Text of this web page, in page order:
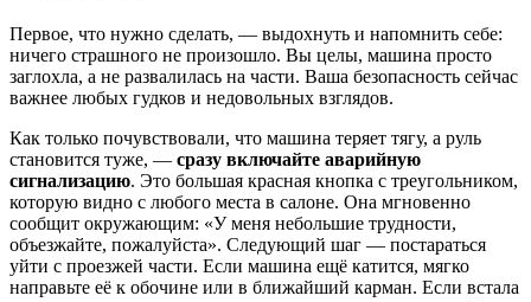
Первое, что нужно сделать, — выдохнуть и напомнить себе:
ничего страшного не произошло. Вы целы, машина просто
заглохла, а не развалилась на части. Ваша безопасность сейчас
важнее любых гудков и недовольных взглядов.
Как только почувствовали, что машина теряет тягу, а руль
становится туже, — сразу включайте аварийную
сигнализацию. Это большая красная кнопка с треугольником,
которую видно с любого места в салоне. Она мгновенно
сообщит окружающим: «У меня небольшие трудности,
объезжайте, пожалуйста». Следующий шаг — постараться
уйти с проезжей части. Если машина ещё катится, мягко
направьте её к обочине или в ближайший карман. Если встала